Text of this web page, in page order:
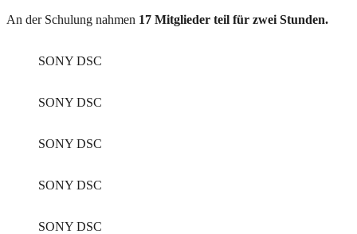
An der Schulung nahmen 17 Mitglieder teil für zwei Stunden.
SONY DSC
SONY DSC
SONY DSC
SONY DSC
SONY DSC